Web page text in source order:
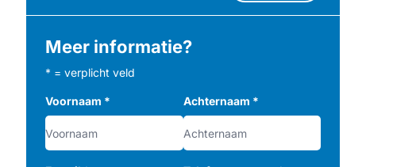
Meer informatie?
* = verplicht veld
Voornaam * Achternaam *